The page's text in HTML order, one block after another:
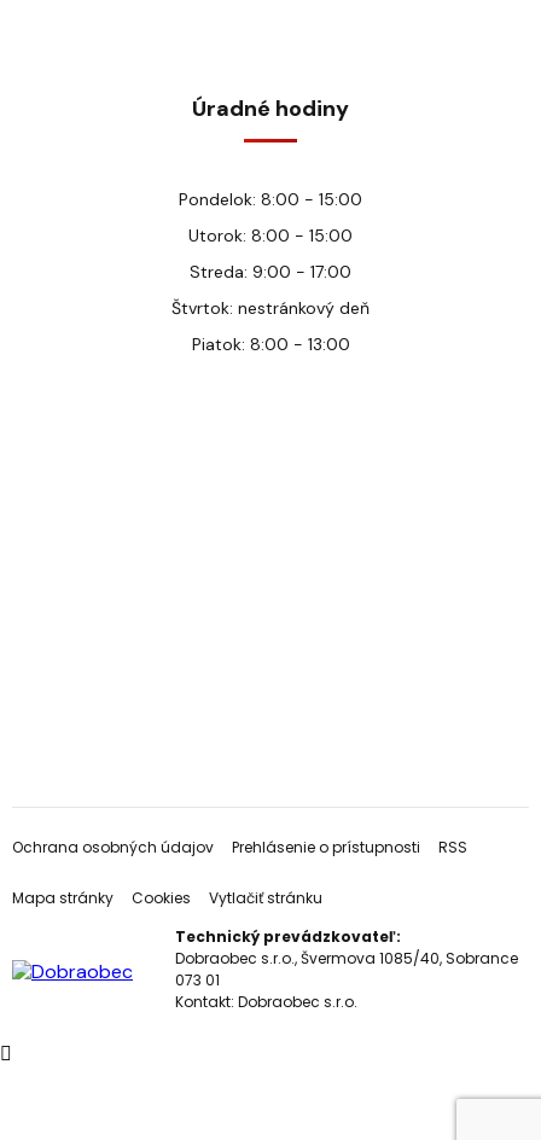
Úradné hodiny
Pondelok: 8:00 - 15:00
Utorok: 8:00 - 15:00
Streda: 9:00 - 17:00
Štvrtok: nestránkový deň
Piatok: 8:00 - 13:00
Ochrana osobných údajov Prehlásenie o prístupnosti RSS
Mapa stránky Cookies
Vytlačiť stránku
Technický prevádzkovateľ:
Dobraobec s.r.o., Švermova 1085/40, Sobrance
073 01
Kontakt: Dobraobec s.r.o.